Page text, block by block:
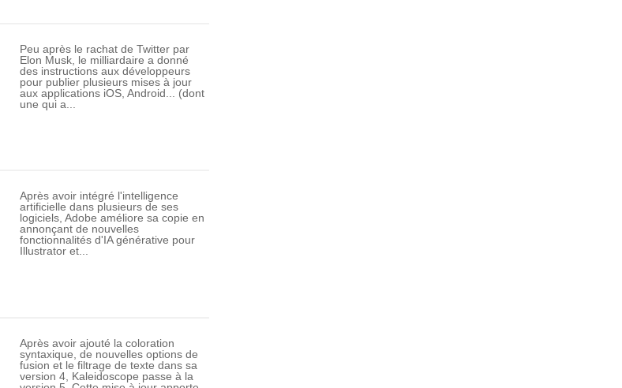
Peu après le rachat de Twitter par
Elon Musk, le milliardaire a donné
des instructions aux développeurs
pour publier plusieurs mises à jour
aux applications iOS, Android... (dont
une qui a...
Après avoir intégré l'intelligence
artificielle dans plusieurs de ses
logiciels, Adobe améliore sa copie en
annonçant de nouvelles
fonctionnalités d'IA générative pour
Illustrator et...
Après avoir ajouté la coloration
syntaxique, de nouvelles options de
fusion et le filtrage de texte dans sa
version 4, Kaleidoscope passe à la